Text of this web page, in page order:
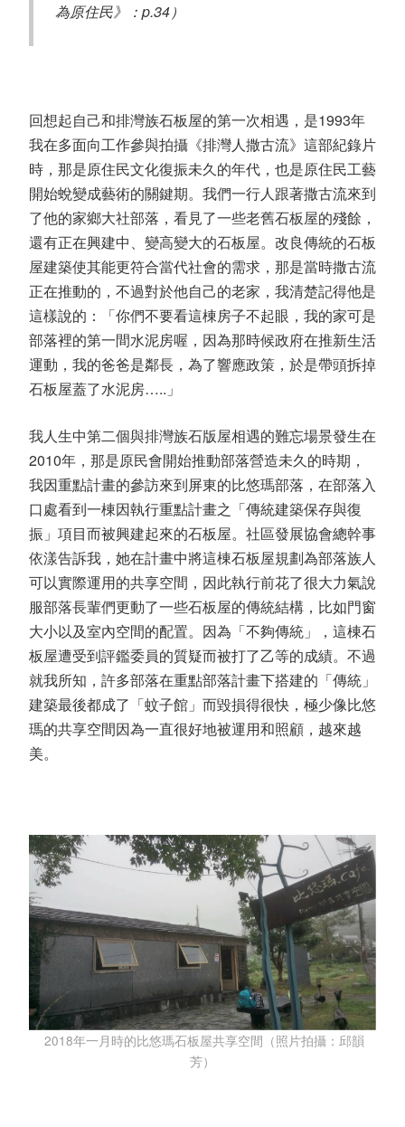
為原住民》：p.34）
回想起自己和排灣族石板屋的第一次相遇，是1993年
我在多面向工作參與拍攝《排灣人撒古流》這部紀錄片
時，那是原住民文化復振未久的年代，也是原住民工藝
開始蛻變成藝術的關鍵期。我們一行人跟著撒古流來到
了他的家鄉大社部落，看見了一些老舊石板屋的殘餘，
還有正在興建中、變高變大的石板屋。改良傳統的石板
屋建築使其能更符合當代社會的需求，那是當時撒古流
正在推動的，不過對於他自己的老家，我清楚記得他是
這樣說的：「你們不要看這棟房子不起眼，我的家可是
部落裡的第一間水泥房喔，因為那時候政府在推新生活
運動，我的爸爸是鄰長，為了響應政策，於是帶頭拆掉
石板屋蓋了水泥房…..」
我人生中第二個與排灣族石版屋相遇的難忘場景發生在
2010年，那是原民會開始推動部落營造未久的時期，
我因重點計畫的參訪來到屏東的比悠瑪部落，在部落入
口處看到一棟因執行重點計畫之「傳統建築保存與復
振」項目而被興建起來的石板屋。社區發展協會總幹事
依漾告訴我，她在計畫中將這棟石板屋規劃為部落族人
可以實際運用的共享空間，因此執行前花了很大力氣說
服部落長輩們更動了一些石板屋的傳統結構，比如門窗
大小以及室內空間的配置。因為「不夠傳統」，這棟石
板屋遭受到評鑑委員的質疑而被打了乙等的成績。不過
就我所知，許多部落在重點部落計畫下搭建的「傳統」
建築最後都成了「蚊子館」而毀損得很快，極少像比悠
瑪的共享空間因為一直很好地被運用和照顧，越來越
美。
2018年一月時的比悠瑪石板屋共享空間（照片拍攝：邱韻
芳）